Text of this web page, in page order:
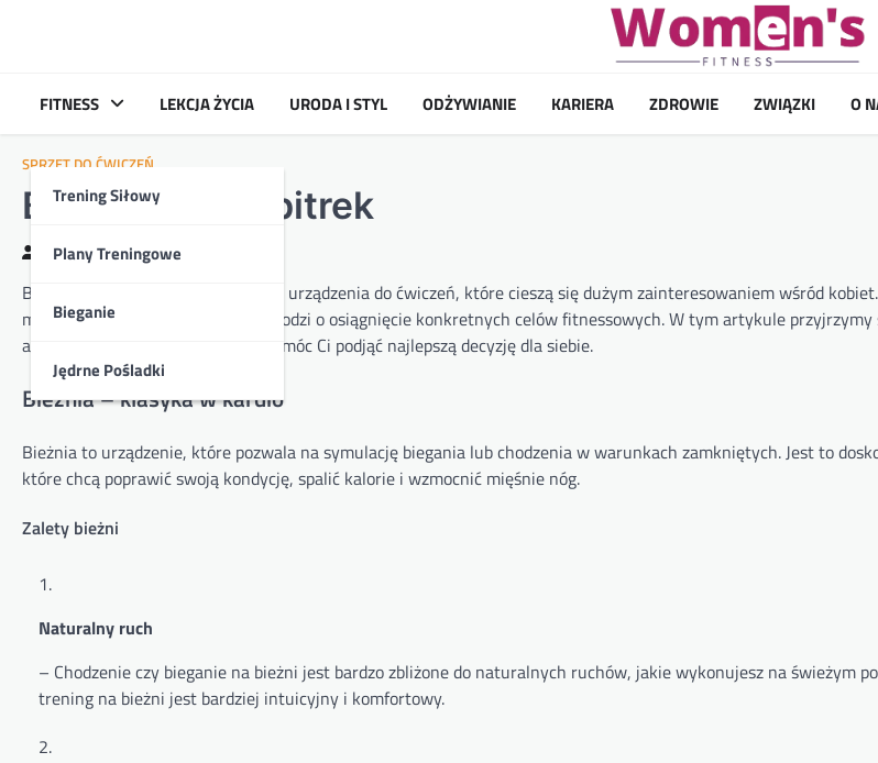
FITNESS
Trening Siłowy
Plany Treningowe
Bieganie
Jędrne Pośladki
LEKCJA ŻYCIA URODA I STYL ODŻYWIANIE KARIERA ZDROWIE ZWIĄZKI O
SPRZĘT DO ĆWICZEŃ
Bieżnia czy orbitrek
Kasia 2024-10-30
Bieżnia i orbitrek to dwa popularne urządzenia do ćwiczeń, które cieszą się dużym zainteresowaniem wśród
może być trudny, zwłaszcza gdy chodzi o osiągnięcie konkretnych celów fitnessowych. W tym artykule przyjrzymy
analizując ich zalety i wady, aby pomóc Ci podjąć najlepszą decyzję dla siebie.
Bieżnia – klasyka w kardio
Bieżnia to urządzenie, które pozwala na symulację biegania lub chodzenia w warunkach zamkniętych. Jest to
które chcą poprawić swoją kondycję, spalić kalorie i wzmocnić mięśnie nóg.
Zalety bieżni
Naturalny ruch
– Chodzenie czy bieganie na bieżni jest bardzo zbliżone do naturalnych ruchów, jakie wykonujesz na świeżym
trening na bieżni jest bardziej intuicyjny i komfortowy.